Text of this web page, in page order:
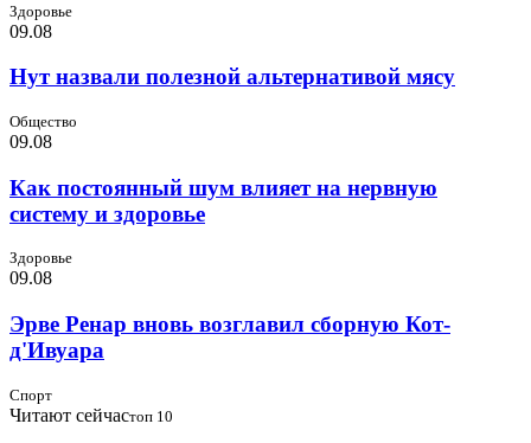
Здоровье
09.08
Нут назвали полезной альтернативой мясу
Общество
09.08
Как постоянный шум влияет на нервную
систему и здоровье
Здоровье
09.08
Эрве Ренар вновь возглавил сборную Кот-
д'Ивуара
Спорт
Читают сейчастоп 10